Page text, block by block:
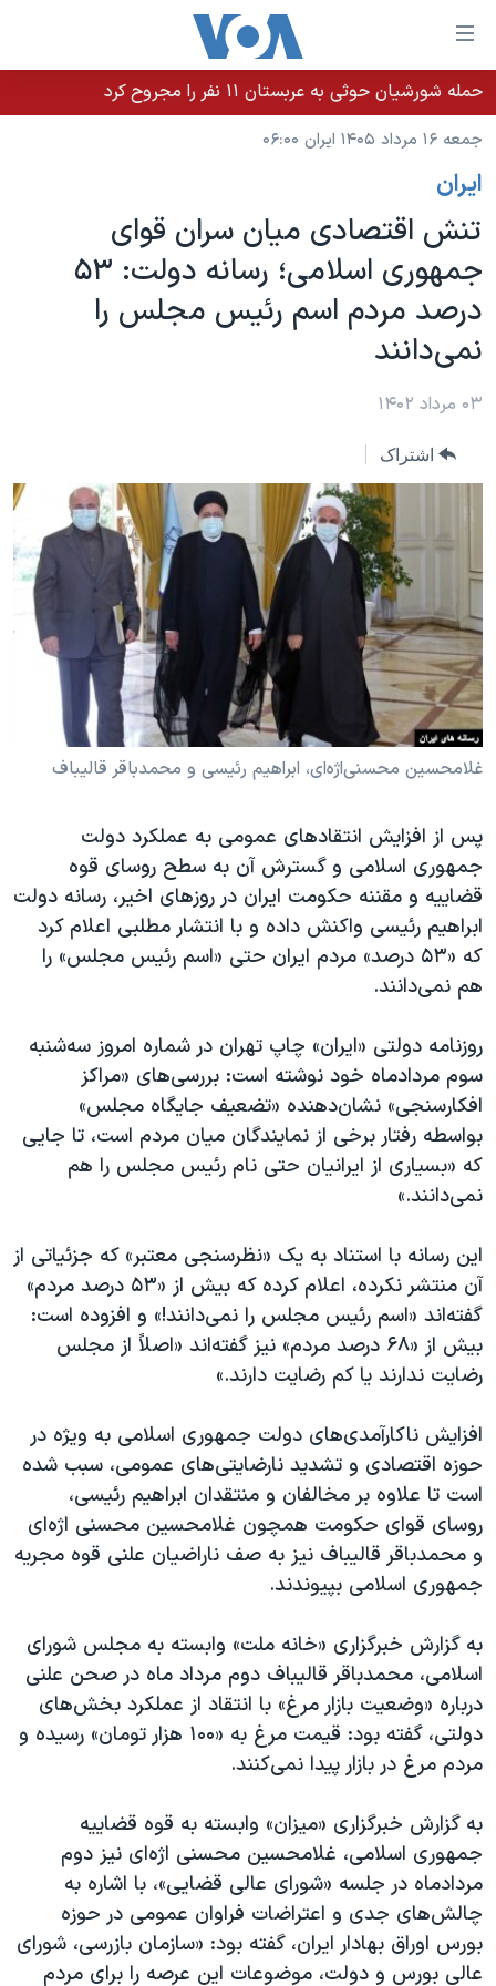
لینکهای
قابل
دسترسی
جهش
محتوای
اصلی
به
صفحه
اصلی
جهش
به
خانه
نسخه سبک وب‌سایت
موضوع ها
ایران
آمریکا
جهان
ورزشی
گزیده‌ها
فرهنگ و زندگی
حقوق شهروندی
علم و فناوری
اسرائیل در جنگ
گالری عکس
برنامه های تلویزیونی
جدول برنامه ها
صفحه‌های ویژه
جام جهانی ۲۰۲۶
عملیات خشم حماسی
انتخابات ریاست جمهوری آمریکا ۲۰۲۴
حمله جمهوری اسلامی به اسرائیل
رمز مهسا
ورزش زنان در ایران
اعتراضات زن، زندگی، آزادی
دادگاه حمید نوری
چهل سال گروگان‌گیری
قانون شفافیت دارائی کادر رهبری ایران
اعتراضات مردمی آبان ۹۸
اسرائیل در جنگ
نرگس محمدی برنده جایزه نوبل صلح
همایش محافظه‌کاران آمریکا «سی‌پک»
صفحه‌های ویژه
سفر پرزیدنت ترامپ به چین
فرکانس‌های صدای آمریکا
پخش رادیویی
یادگیری زبان انگلیسی
دنبال کنید
زبانهای مختلف
حمله شورشیان حوثی به عربستان ۱۱ نفر را مجروح کرد
جمعه ۱۶ مرداد ۱۴۰۵ ایران ۰۶:۰۰
ايران
تنش اقتصادی میان سران قوای
جمهوری اسلامی؛ رسانه دولت: ۵۳
درصد مردم اسم رئیس مجلس را
نمی‌دانند
۰۳ مرداد ۱۴۰۲
اشتراک
غلامحسین محسنی‌اژه‌ای، ابراهیم رئیسی و محمدباقر قالیباف
پس از افزایش انتقادهای عمومی به عملکرد دولت
جمهوری اسلامی و گسترش آن به سطح روسای قوه
قضاییه و مقننه حکومت ایران در روزهای اخیر، رسانه دولت
ابراهیم رئیسی واکنش داده و با انتشار مطلبی اعلام کرد
که «۵۳ درصد» مردم ایران حتی «اسم رئیس مجلس» را
هم نمی‌دانند.
روزنامه دولتی «ایران» چاپ تهران در شماره امروز سه‌شنبه
سوم مردادماه خود نوشته است: بررسی‌های «مراکز
افکارسنجی» نشان‌دهنده «تضعیف جایگاه مجلس»
بواسطه رفتار برخی از نمایندگان میان مردم است، تا جایی
که «بسیاری از ایرانیان حتی نام رئیس مجلس را هم
نمی‌دانند.»
این رسانه با استناد به یک «نظرسنجی معتبر» که جزئیاتی از
آن منتشر نکرده، اعلام کرده که بیش از «۵۳ درصد مردم»
گفته‌اند «اسم رئیس مجلس را نمی‌دانند!» و افزوده است:
بیش از «۶۸ درصد مردم» نیز گفته‌اند «اصلاً از مجلس
رضایت ندارند یا کم رضایت دارند.»
افزایش ناکارآمدی‌های دولت جمهوری اسلامی به ویژه در
حوزه اقتصادی و تشدید نارضایتی‌های عمومی، سبب شده
است تا علاوه بر مخالفان و منتقدان ابراهیم رئیسی،
روسای قوای حکومت همچون غلامحسین محسنی اژه‌ای
و محمدباقر قالیباف نیز به صف ناراضیان علنی قوه مجریه
جمهوری اسلامی بپیوندند.
به گزارش خبرگزاری «خانه ملت» وابسته به مجلس شورای
اسلامی، محمدباقر قالیباف دوم مرداد ماه در صحن علنی
درباره «وضعیت بازار مرغ» با انتقاد از عملکرد بخش‌های
دولتی، گفته بود: قیمت مرغ به «۱۰۰ هزار تومان» رسیده و
مردم مرغ در بازار پیدا نمی‌کنند.
به گزارش خبرگزاری «میزان» وابسته به قوه قضاییه
جمهوری اسلامی، غلامحسین محسنی اژه‌ای نیز دوم
مردادماه در جلسه «شورای عالی قضایی»، با اشاره به
چالش‌های جدی و اعتراضات فراوان عمومی در حوزه
بورس اوراق بهادار ایران، گفته بود: «سازمان بازرسی، شورای
عالی بورس و دولت، موضوعات این عرصه را برای مردم